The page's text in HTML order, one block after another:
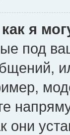
я
под
они